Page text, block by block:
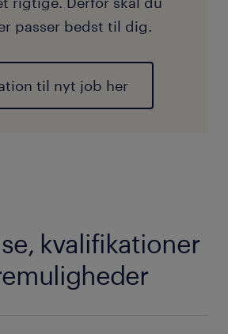
passer bedst til dig.
til nyt job her
kvalifikationer